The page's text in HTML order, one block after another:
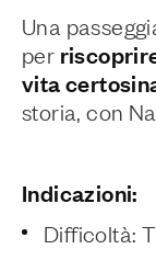
Una
per
vita
storia, con
Indicazioni:
Difficoltà: